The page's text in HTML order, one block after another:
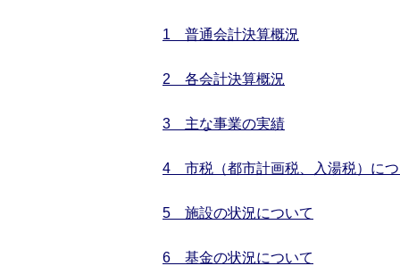
1 普通会計決算概況
2 各会計決算概況
3 主な事業の実績
4 市税（都市計画税、入湯税）につ
5 施設の状況について
6 基金の状況について